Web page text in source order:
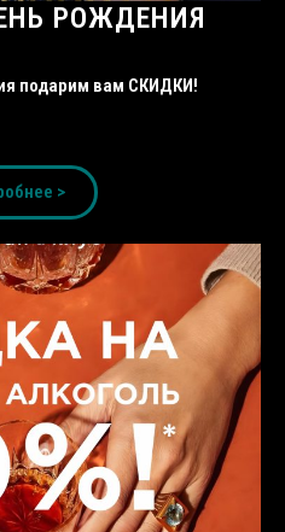
РОЖДЕНИЯ
подарим вам СКИДКИ!
>